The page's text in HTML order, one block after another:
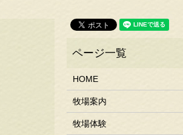
HOME
牧場案内
牧場体験